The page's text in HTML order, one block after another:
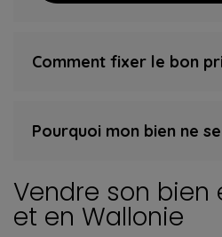
Comment fixer le bon
Pourquoi mon bien ne
Vendre son bien
et en Wallonie